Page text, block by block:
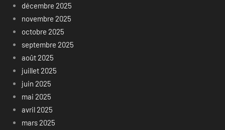
décembre 2025
novembre 2025
octobre 2025
septembre 2025
août 2025
juillet 2025
juin 2025
mai 2025
avril 2025
mars 2025